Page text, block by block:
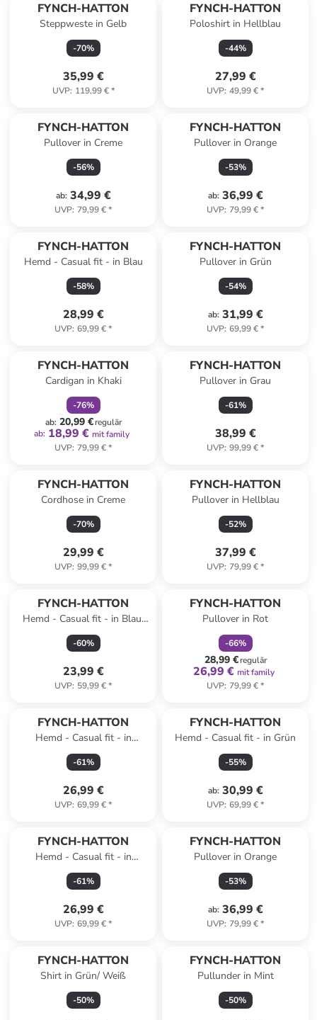
FYNCH-HATTON
Steppweste in Gelb
-70%
35,99 €
UVP: 119,99 €*
FYNCH-HATTON
Poloshirt in Hellblau
-44%
27,99 €
UVP: 49,99 €*
FYNCH-HATTON
Pullover in Creme
-56%
ab: 34,99 €
UVP: 79,99 €*
FYNCH-HATTON
Pullover in Orange
-53%
ab: 36,99 €
UVP: 79,99 €*
FYNCH-HATTON
Hemd - Casual fit - in Blau
-58%
28,99 €
UVP: 69,99 €*
FYNCH-HATTON
Pullover in Grün
-54%
ab: 31,99 €
UVP: 69,99 €*
FYNCH-HATTON
Cardigan in Khaki
-76%
ab: 20,99 €regulär
ab: 18,99 € mit family
UVP: 79,99 €*
FYNCH-HATTON
Pullover in Grau
-61%
38,99 €
UVP: 99,99 €*
FYNCH-HATTON
Cordhose in Creme
-70%
29,99 €
UVP: 99,99 €*
FYNCH-HATTON
Pullover in Hellblau
-52%
37,99 €
UVP: 79,99 €*
FYNCH-HATTON
Hemd - Casual fit - in Blau/
Orange
-60%
23,99 €
UVP: 59,99 €*
FYNCH-HATTON
Pullover in Rot
-66%
28,99 €regulär
26,99 € mit family
UVP: 79,99 €*
FYNCH-HATTON
Hemd - Casual fit - in
Dunkelblau/ Weiß
-61%
26,99 €
UVP: 69,99 €*
FYNCH-HATTON
Hemd - Casual fit - in Grün
-55%
ab: 30,99 €
UVP: 69,99 €*
FYNCH-HATTON
Hemd - Casual fit - in
Dunkelblau
-61%
26,99 €
UVP: 69,99 €*
FYNCH-HATTON
Pullover in Orange
-53%
ab: 36,99 €
UVP: 79,99 €*
FYNCH-HATTON
Shirt in Grün/ Weiß
-50%
FYNCH-HATTON
Pullunder in Mint
-50%